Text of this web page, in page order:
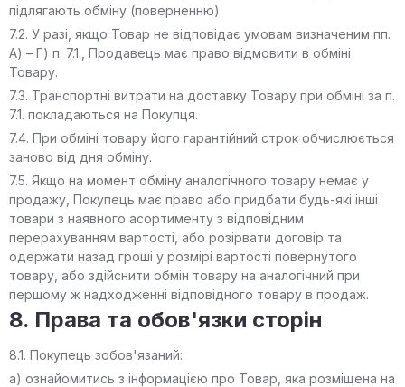
підлягають обміну (поверненню)
7.2. У разі, якщо Товар не відповідає умовам визначеним пп.
А) – Ґ) п. 7.1., Продавець має право відмовити в обміні
Товару.
7.3. Транспортні витрати на доставку Товару при обміні за п.
7.1. покладаються на Покупця.
7.4. При обміні товару його гарантійний строк обчислюється
заново від дня обміну.
7.5. Якщо на момент обміну аналогічного товару немає у
продажу, Покупець має право або придбати будь-які інші
товари з наявного асортименту з відповідним
перерахуванням вартості, або розірвати договір та
одержати назад гроші у розмірі вартості повернутого
товару, або здійснити обмін товару на аналогічний при
першому ж надходженні відповідного товару в продаж.
8. Права та обов'язки сторін
8.1. Покупець зобов'язаний:
а) ознайомитись з інформацією про Товар, яка розміщена на